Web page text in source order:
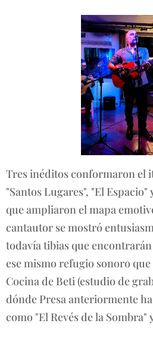
Tres inéditos conformaron el
"Santos Lugares", "El Espacio"
que ampliaron el mapa
cantautor se mostró
todavía tibias que
ese mismo refugio sonoro
Cocina de Beti (estudio de
dónde Presa anteriormente
como "El Revés de la Sombra"